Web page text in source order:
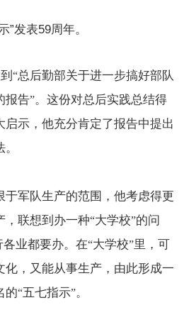
”发表59周年。
“总后勤部关于进一步搞好部队
报告”。这份对总后实践总结得
启示，他充分肯定了报告中提出
于军队生产的范围，他考虑得更
，联想到办一种“大学校”的问
各业都要办。在“大学校”里，可
化，又能从事生产，由此形成一
的“五七指示”。